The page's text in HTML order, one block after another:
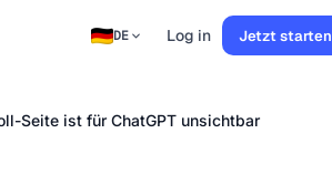
DE Log in Jetzt starten
Seite ist für ChatGPT unsichtbar